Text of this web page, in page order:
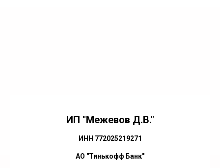
ИП "Межевов Д.В."
ИНН 772025219271
АО "Тинькофф Банк"